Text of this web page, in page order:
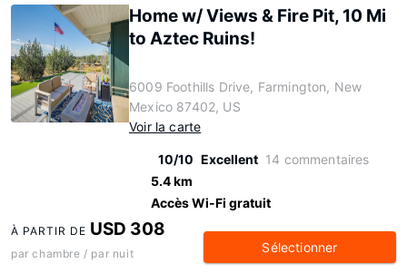
Home w/ Views & Fire Pit, 10 Mi
to Aztec Ruins!
6009 Foothills Drive, Farmington, New
Mexico 87402, US
Voir la carte
10/10 Excellent 14 commentaires
5.4 km
Accès Wi-Fi gratuit
À PARTIR DE USD 308
par chambre / par nuit Sélectionner